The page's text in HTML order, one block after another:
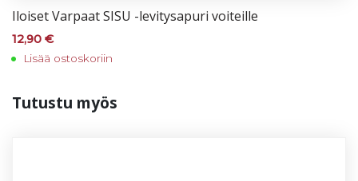
Iloi­set Var­paat SI­SU -le­vi­ty­sa­pu­ri voi­teil­le
12,90 €
Lisää ostoskoriin
Tu­tus­tu myös